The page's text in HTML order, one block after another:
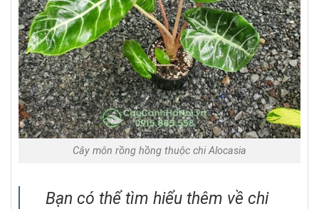
Cây môn rồng hồng thuộc chi Alocasia
Bạn có thể tìm hiểu thêm về chi